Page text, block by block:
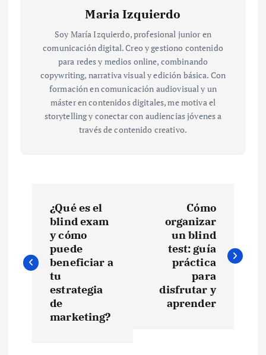
Maria Izquierdo
Soy María Izquierdo, profesional junior en
comunicación digital. Creo y gestiono contenido
para redes y medios online, combinando
copywriting, narrativa visual y edición básica. Con
formación en comunicación audiovisual y un
máster en contenidos digitales, me motiva el
storytelling y conectar con audiencias jóvenes a
través de contenido creativo.
v
¿Qué es el
blind exam
y cómo
puede
beneficiar a
tu
estrategia
de
marketing?
Cómo
organizar
un blind
test: guía
práctica
para
disfrutar y
aprender